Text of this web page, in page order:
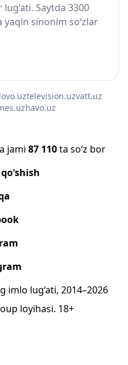
Saytda 3300
yaqin sinonim so‘zlar
television.uzvatt.uz
havo.uz
jami 87 110ta so‘z bor
lug‘ati, 2014–2026
loyihasi. 18+